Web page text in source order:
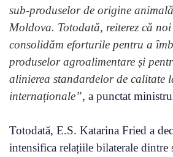
sub-produselor de origine
Moldova. Totodată, reiterez că
consolidăm eforturile pentru a
produselor agroalimentare și
alinierea standardelor de calitate
internaționale”, a punctat
Totodată, E.S. Katarina Fried a
intensifica relațiile bilaterale dintre